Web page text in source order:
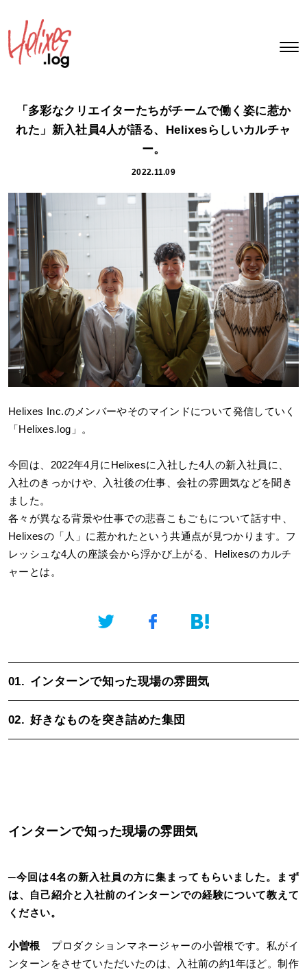
「多彩なクリエイターたちがチームで働く姿に惹か
れた」新入社員4人が語る、Helixesらしいカルチャ
ー。
2022.11.09
Helixes Inc.のメンバーやそのマインドについて発信していく
「Helixes.log」。
今回は、2022年4月にHelixesに入社した4人の新入社員に、
入社のきっかけや、入社後の仕事、会社の雰囲気などを聞き
ました。
各々が異なる背景や仕事での悲喜こもごもについて話す中、
Helixesの「人」に惹かれたという共通点が見つかります。フ
レッシュな4人の座談会から浮かび上がる、Helixesのカルチ
ャーとは。
01. インターンで知った現場の雰囲気
02. 好きなものを突き詰めた集団
インターンで知った現場の雰囲気
─今回は4名の新入社員の方に集まってもらいました。まず
は、自己紹介と入社前のインターンでの経験について教えて
ください。
小曽根 プロダクションマネージャーの小曽根です。私がイ
ンターンをさせていただいたのは、入社前の約1年ほど。制作